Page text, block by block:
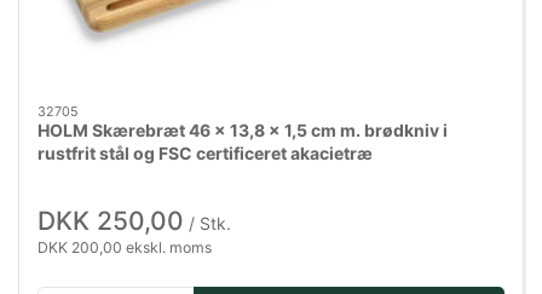
32705
HOLM Skærebræt 46 x 13,8 x 1,5 cm m. brødkniv i
rustfrit stål og FSC certificeret akacietræ
DKK 250,00 / Stk.
DKK 200,00 ekskl. moms